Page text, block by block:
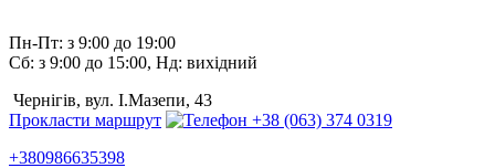
Пн-Пт: з 9:00 до 19:00
Сб: з 9:00 до 15:00, Нд: вихідний
Чернігів, вул. І.Мазепи, 43
Прокласти маршрут
+38 (063) 374 0319
+380986635398